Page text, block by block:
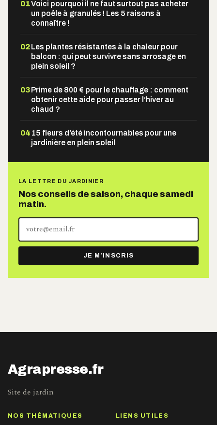
01Voici pourquoi il ne faut surtout pas acheter
un poêle à granulés ! Les 5 raisons à
connaître !
02Les plantes résistantes à la chaleur pour
balcon : qui peut survivre sans arrosage en
plein soleil ?
03Prime de 800 € pour le chauffage : comment
obtenir cette aide pour passer l’hiver au
chaud ?
04 15 fleurs d’été incontournables pour une
jardinière en plein soleil
LA LETTRE DU JARDINIER
Nos conseils de saison, chaque samedi
matin.
Votre
adresse
e-
mail
JE M’INSCRIS
Agrapresse.fr
Site de jardin
NOS THÉMATIQUES LIENS UTILES